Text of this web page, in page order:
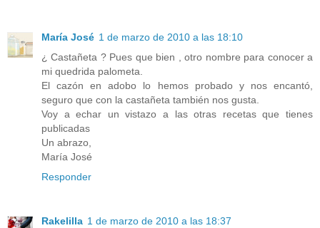
María José 1 de marzo de 2010 a las 18:10
¿ Castañeta ? Pues que bien , otro nombre para conocer a
mi quedrida palometa.
El cazón en adobo lo hemos probado y nos encantó,
seguro que con la castañeta también nos gusta.
Voy a echar un vistazo a las otras recetas que tienes
publicadas
Un abrazo,
María José
Responder
Rakelilla 1 de marzo de 2010 a las 18:37